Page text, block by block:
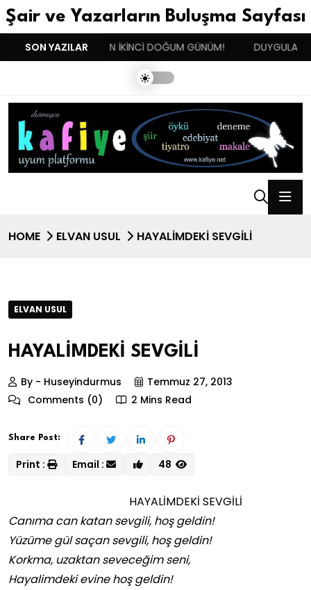
Şair ve Yazarların Buluşma Sayfası
SON YAZILAR
BENIM BUGÜN İKİNCİ DOĞUM GÜNÜM! DUYGULARIN
HOME ELVAN USUL HAYALİMDEKİ SEVGİLİ
ELVAN USUL
HAYALİMDEKİ SEVGİLİ
By - Huseyindurmus
Temmuz 27, 2013
Comments (0)
2 Mins Read
Share Post:
Print : Email : 48
HAYALİMDEKİ SEVGİLİ
Canıma can katan sevgili, hoş geldin!
Yüzüme gül saçan sevgili, hoş geldin!
Korkma, uzaktan seveceğim seni,
Hayalimdeki evine hoş geldin!